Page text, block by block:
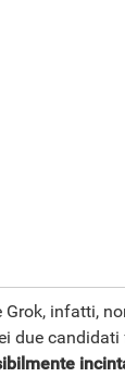
Grok, infatti,
due